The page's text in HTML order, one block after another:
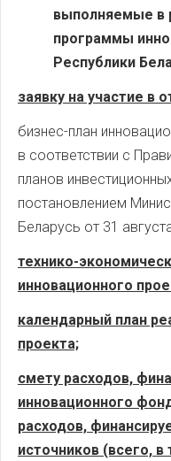
выполняемые в
программы
Республики
заявку на участие в
бизнес-план
в соответствии с
планов
постановлением
Беларусь от 31
технико-
инновационного
календарный план
проекта;
смету расходов,
инновационного
расходов,
источников (всего,